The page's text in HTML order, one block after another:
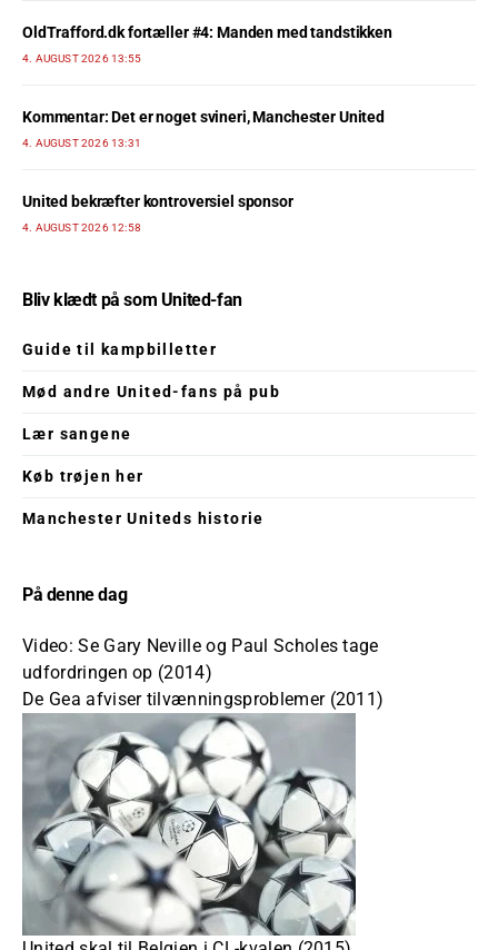
OldTrafford.dk fortæller #4: Manden med tandstikken
4. AUGUST 2026 13:55
Kommentar: Det er noget svineri, Manchester United
4. AUGUST 2026 13:31
United bekræfter kontroversiel sponsor
4. AUGUST 2026 12:58
Bliv klædt på som United-fan
Guide til kampbilletter
Mød andre United-fans på pub
Lær sangene
Køb trøjen her
Manchester Uniteds historie
På denne dag
Video: Se Gary Neville og Paul Scholes tage
udfordringen op (2014)
De Gea afviser tilvænningsproblemer (2011)